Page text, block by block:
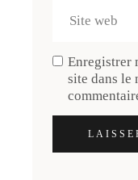
Enregistrer
site dans le